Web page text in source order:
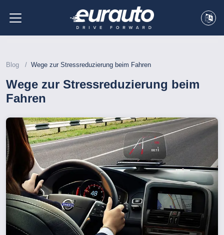
Blog Wege zur Stressreduzierung beim Fahren
Wege zur Stressreduzierung beim
Fahren